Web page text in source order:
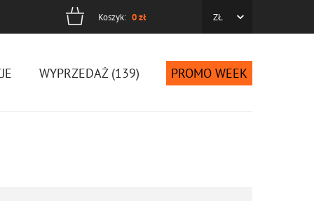
Koszyk: 0zł ZŁ
WYPRZEDAŻ (139) PROMO WEEK